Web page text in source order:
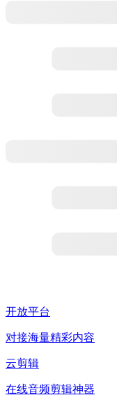
开放平台
对接海量精彩内容
云剪辑
在线音频剪辑神器